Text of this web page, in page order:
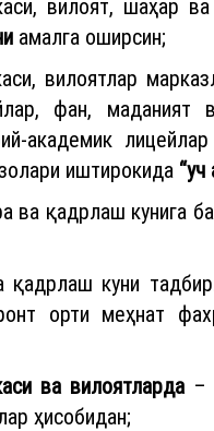
вилоят, шаҳар
амалга оширсин;
вилоятлар
фан, маданият
академик
иштирокида
ва қадрлаш кунига
қадрлаш куни
орти меҳнат
ва вилоятларда–
ҳисобидан;